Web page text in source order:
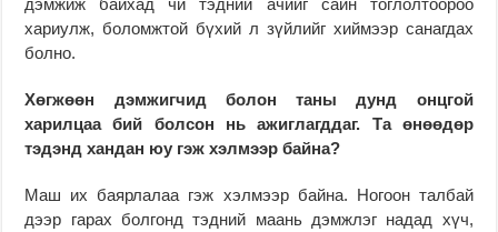
дэмжиж байхад чи тэдний ачийг сайн тоглолтоороо
хариулж, боломжтой бүхий л зүйлийг хиймээр санагдах
болно.
Хөгжөөн дэмжигчид болон таны дунд онцгой
харилцаа бий болсон нь ажиглагддаг. Та өнөөдөр
тэдэнд хандан юу гэж хэлмээр байна?
Маш их баярлалаа гэж хэлмээр байна. Ногоон талбай
дээр гарах болгонд тэдний маань дэмжлэг надад хүч,